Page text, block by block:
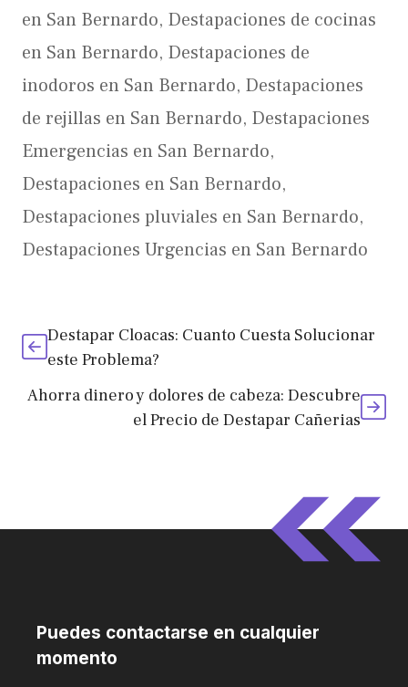
en San Bernardo, Destapaciones de cocinas
en San Bernardo, Destapaciones de
inodoros en San Bernardo, Destapaciones
de rejillas en San Bernardo, Destapaciones
Emergencias en San Bernardo,
Destapaciones en San Bernardo,
Destapaciones pluviales en San Bernardo,
Destapaciones Urgencias en San Bernardo
Destapar Cloacas: Cuanto Cuesta Solucionar
este Problema?
Ahorra dinero y dolores de cabeza: Descubre
el Precio de Destapar Cañerias
Puedes contactarse en cualquier
momento